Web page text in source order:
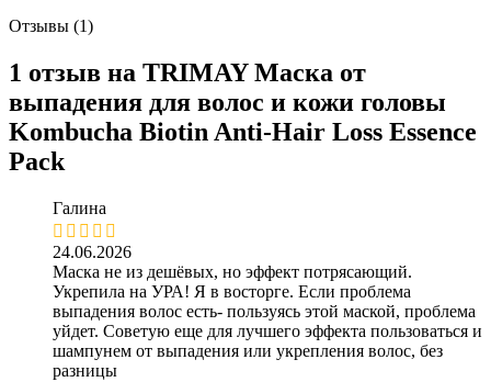
Отзывы (1)
1 отзыв на TRIMAY Маска от
выпадения для волос и кожи головы
Kombucha Biotin Anti-Hair Loss Essence
Pack
Галина
24.06.2026
Маска не из дешёвых, но эффект потрясающий.
Укрепила на УРА! Я в восторге. Если проблема
выпадения волос есть- пользуясь этой маской, проблема
уйдет. Советую еще для лучшего эффекта пользоваться и
шампунем от выпадения или укрепления волос, без
разницы